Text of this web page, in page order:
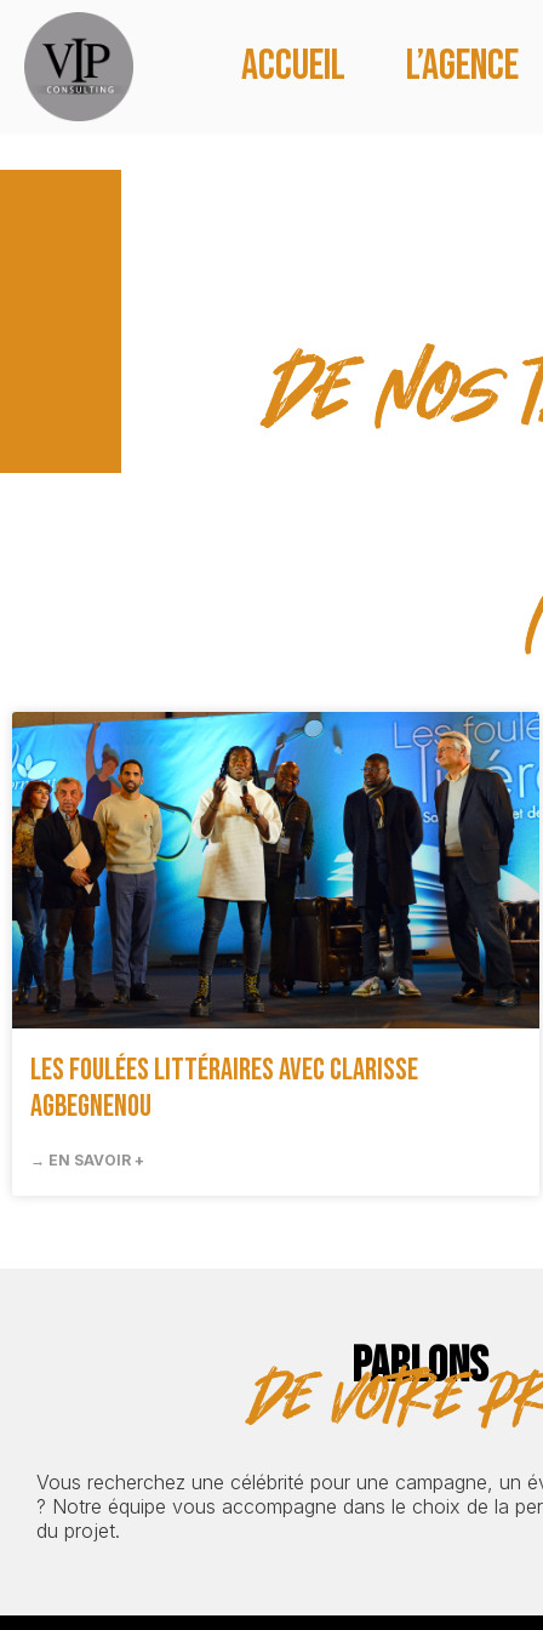
Accueil L’agence
LES
de nos
Les foulées littéraires avec Clarisse
Agbegnenou
→ EN SAVOIR +
PARLONS
de votre
Vous recherchez une célébrité pour une campagne, un
? Notre équipe vous accompagne dans le choix de la
du projet.